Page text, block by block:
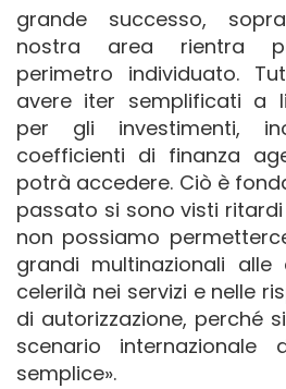
grande successo,
nostra area rientra
perimetro individuato.
avere iter semplificati a
per gli investimenti,
coefficienti di finanza
potrà accedere. Ciò è
passato si sono visti
non possiamo
grandi multinazionali
celerilà nei servizi e nelle
di autorizzazione, perché
scenario
semplice».